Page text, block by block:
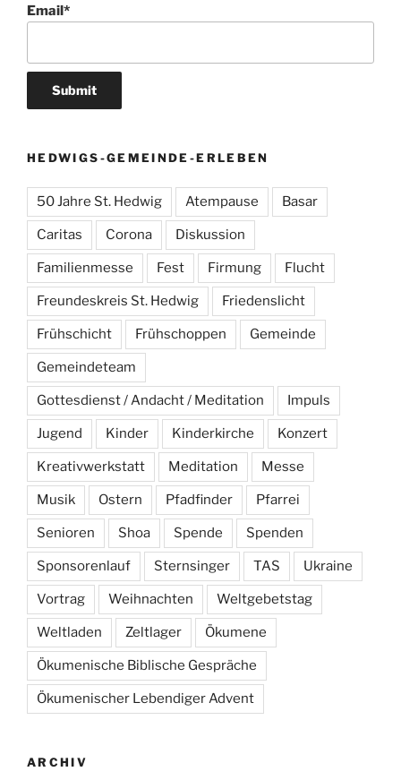
Email*
HEDWIGS-GEMEINDE-ERLEBEN
50 Jahre St. Hedwig Atempause Basar
Caritas Corona Diskussion
Familienmesse Fest Firmung Flucht
Freundeskreis St. Hedwig Friedenslicht
Frühschicht Frühschoppen Gemeinde
Gemeindeteam
Gottesdienst / Andacht / Meditation Impuls
Jugend Kinder Kinderkirche Konzert
Kreativwerkstatt Meditation Messe
Musik Ostern Pfadfinder Pfarrei
Senioren Shoa Spende Spenden
Sponsorenlauf Sternsinger TAS Ukraine
Vortrag Weihnachten Weltgebetstag
Weltladen Zeltlager Ökumene
Ökumenische Biblische Gespräche
Ökumenischer Lebendiger Advent
ARCHIV